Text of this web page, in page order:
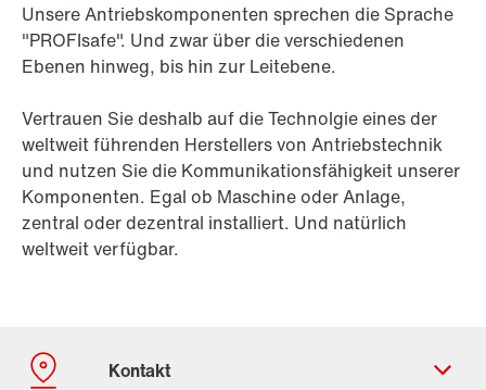
Unsere Antriebskomponenten sprechen die Sprache
"PROFIsafe". Und zwar über die verschiedenen
Ebenen hinweg, bis hin zur Leitebene.
Vertrauen Sie deshalb auf die Technolgie eines der
weltweit führenden Herstellers von Antriebstechnik
und nutzen Sie die Kommunikationsfähigkeit unserer
Komponenten. Egal ob Maschine oder Anlage,
zentral oder dezentral installiert. Und natürlich
weltweit verfügbar.